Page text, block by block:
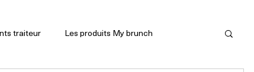
traiteur Les produits My brunch